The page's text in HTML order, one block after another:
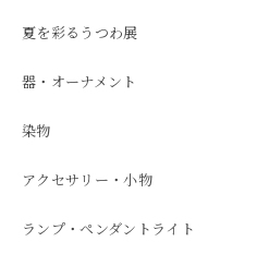
夏を彩るうつわ展
器・オーナメント
染物
アクセサリー・小物
ランプ・ペンダントライト